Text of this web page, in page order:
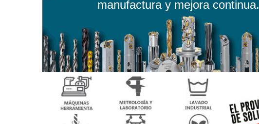
manufactura y mejora continua.